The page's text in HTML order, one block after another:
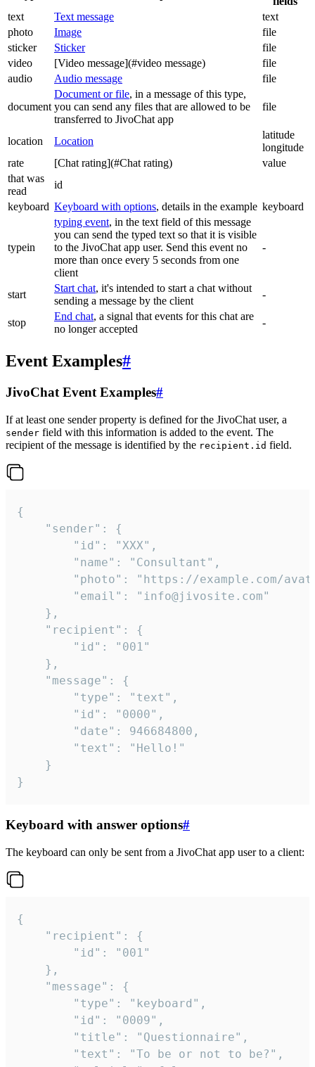
text
Text message
text
photo
Image
file
sticker
Sticker
file
video
[Video message](#video message)
file
audio
Audio message file
document
Document or file, in a message of this type,
you can send any files that are allowed to be
transferred to JivoChat app
file
location Location
latitude
longitude
rate
[Chat rating](#Chat rating)
value
that was
read
id
keyboard Keyboard with options, details in the example keyboard
typein
typing event, in the text field of this message
you can send the typed text so that it is visible
to the JivoChat app user. Send this event no
more than once every 5 seconds from one
client
-
start
Start chat, it's intended to start a chat without
sending a message by the client
-
stop
End chat, a signal that events for this chat are
no longer accepted
-
Event Examples#
JivoChat Event Examples#
If at least one sender property is defined for the JivoChat user, a
sender field with this information is added to the event. The
recipient of the message is identified by the recipient.id field.
{
}
Keyboard with answer options#
The keyboard can only be sent from a JivoChat app user to a client:
{